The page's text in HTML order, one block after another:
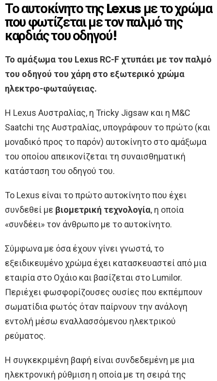
Το αυτοκίνητο της Lexus με το χρώμα
που φωτίζεται με τον παλμό της
καρδιάς του οδηγού!
Το αμάξωμα του Lexus RC-F χτυπάει με τον παλμό
του οδηγού του χάρη στο εξωτερικό χρώμα
ηλεκτρο-φωταύγειας.
Η Lexus Αυστραλίας, η Tricky Jigsaw και η M&C
Saatchi της Αυστραλίας, υπογράφουν το πρώτο (και
μοναδικό προς το παρόν) αυτοκίνητο στο αμάξωμα
του οποίου απεικονίζεται τη συναισθηματική
κατάσταση του οδηγού του.
Το Lexus είναι το πρώτο αυτοκίνητο που έχει
συνδεθεί με βιομετρική τεχνολογία, η οποία
«συνδέει» τον άνθρωπο με το αυτοκίνητο.
Σύμφωνα με όσα έχουν γίνει γνωστά, το
εξειδικευμένο χρώμα έχει κατασκευαστεί από μια
εταιρία στο Οχάιο και βασίζεται στο Lumilor.
Περιέχει φωσφορίζουσες ουσίες που εκπέμπουν
σωματίδια φωτός όταν παίρνουν την ανάλογη
εντολή μέσω εναλλασσόμενου ηλεκτρικού
ρεύματος.
Η συγκεκριμένη βαφή είναι συνδεδεμένη με μια
ηλεκτρονική ρύθμιση η οποία με τη σειρά της